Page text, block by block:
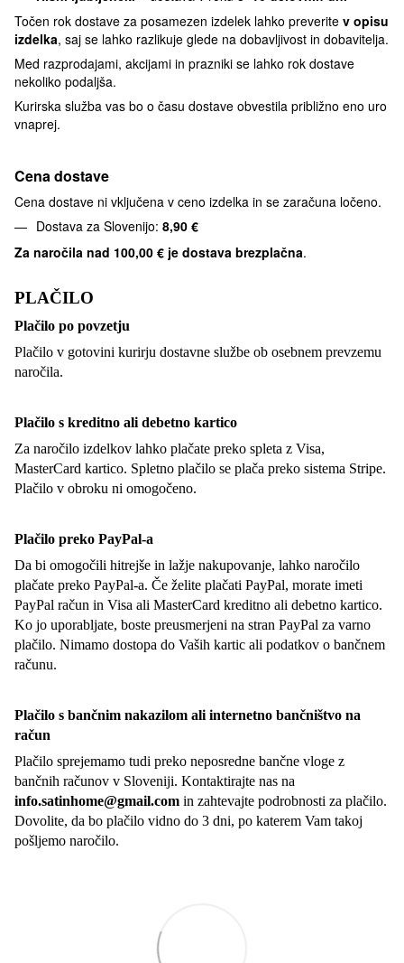
Točen rok dostave za posamezen izdelek lahko preverite v opisu
izdelka, saj se lahko razlikuje glede na dobavljivost in dobavitelja.
Med razprodajami, akcijami in prazniki se lahko rok dostave
nekoliko podaljša.
Kurirska služba vas bo o času dostave obvestila približno eno uro
vnaprej.
Cena dostave
Cena dostave ni vključena v ceno izdelka in se zaračuna ločeno.
Dostava za Slovenijo: 8,90 €
Za naročila nad 100,00 € je dostava brezplačna.
PLAČILO
Plačilo po povzetju
Plačilo v gotovini kurirju dostavne službe ob osebnem prevzemu
naročila.
Plačilo s kreditno ali debetno kartico
Za naročilo izdelkov lahko plačate preko spleta z Visa,
MasterCard kartico. Spletno plačilo se plača preko sistema Stripe.
Plačilo v obroku ni omogočeno.
Plačilo preko PayPal-a
Da bi omogočili hitrejše in lažje nakupovanje, lahko naročilo
plačate preko PayPal-a. Če želite plačati PayPal, morate imeti
PayPal račun in Visa ali MasterCard kreditno ali debetno kartico.
Ko jo uporabljate, boste preusmerjeni na stran PayPal za varno
plačilo. Nimamo dostopa do Vaših kartic ali podatkov o bančnem
računu.
Plačilo s bančnim nakazilom ali internetno bančništvo na
račun
Plačilo sprejemamo tudi preko neposredne bančne vloge z
bančnih računov v Sloveniji. Kontaktirajte nas na
info.satinhome@gmail.com in zahtevajte podrobnosti za plačilo.
Dovolite, da bo plačilo vidno do 3 dni, po katerem Vam takoj
pošljemo naročilo.